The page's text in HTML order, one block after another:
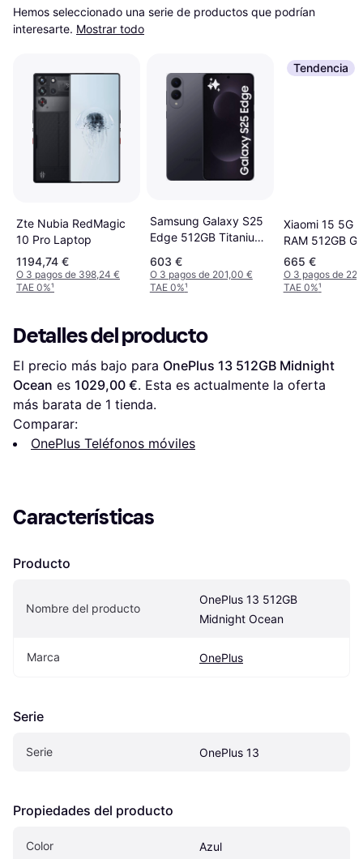
Hemos seleccionado una serie de productos que podrían
interesarte. Mostrar todo
Zte Nubia RedMagic
10 Pro Laptop
1194,74 €
O 3 pagos de 398,24 €
TAE 0%¹
Samsung Galaxy S25
Edge 512GB Titanium
603 €
O 3 pagos de 201,00 €
TAE 0%¹
Tendencia
Xiaomi 15 5G
RAM 512GB
665 €
O 3 pagos de
TAE 0%¹
Detalles del producto
El precio más bajo para OnePlus 13 512GB Midnight
Ocean es 1029,00 €. Esta es actualmente la oferta
más barata de 1 tienda.
Comparar:
OnePlus Teléfonos móviles
Características
Producto
Nombre del producto
OnePlus 13 512GB
Midnight Ocean
Marca OnePlus
Serie
Serie OnePlus 13
Propiedades del producto
Color Azul